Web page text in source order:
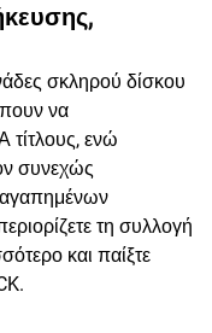
σκληρού δίσκου
να
τίτλους, ενώ
συνεχώς
αγαπημένων
τη συλλογή
και παίξτε